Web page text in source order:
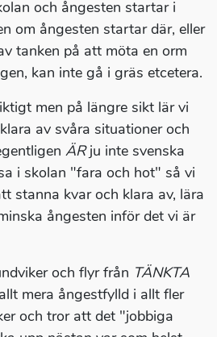
och ångesten startar i
om ångesten startar där, eller
tanken på att möta en orm
kan inte gå i gräs etcetera.
men på längre sikt lär vi
av svåra situationer och
ÄRju inte svenska
i skolan "fara och hot" så vi
stanna kvar och klara av, lära
ångesten inför det vi är
och flyr från TÄNKTA
mera ångestfylld i allt fler
och tror att det "jobbiga